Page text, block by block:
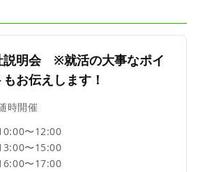
説明会 ※就活の大事なポイ
もお伝えします！
時開催
〜12:00
〜15:00
〜17:00